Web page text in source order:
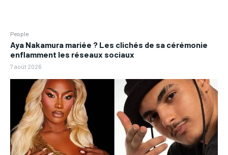
People
Aya Nakamura mariée ? Les clichés de sa cérémonie
enflamment les réseaux sociaux
7 août 2026